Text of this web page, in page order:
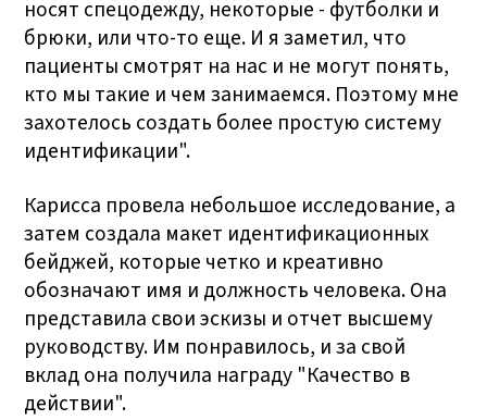
носят спецодежду, некоторые - футболки и
брюки, или что-то еще. И я заметил, что
пациенты смотрят на нас и не могут понять,
кто мы такие и чем занимаемся. Поэтому мне
захотелось создать более простую систему
идентификации".
Карисса провела небольшое исследование, а
затем создала макет идентификационных
бейджей, которые четко и креативно
обозначают имя и должность человека. Она
представила свои эскизы и отчет высшему
руководству. Им понравилось, и за свой
вклад она получила награду "Качество в
действии".